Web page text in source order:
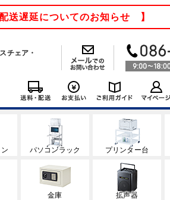
送遅延についてのお知らせ 】
チェア・
パソコンラック プリンター台
金庫 拡声器